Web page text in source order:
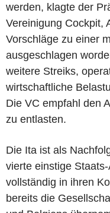
werden, klagte der
Vereinigung Cockpit,
Vorschläge zu einer
ausgeschlagen
weitere Streiks,
wirtschaftliche
Die VC empfahl den
zu entlasten.
Die Ita ist als
vierte einstige
vollständig in ihren
bereits die